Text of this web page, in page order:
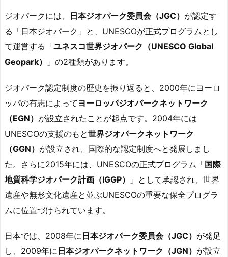
ジオパークには、 日本ジオパーク委員会（JGC） が認定す
る「日本ジオパーク」と、UNESCOが正式プログラムとし
て運営する「ユネスコ世界ジオパーク（UNESCO Global
Geopark）
」の2種類があります。
ジオパーク認定制度の歴史を振り返ると、2000年にヨーロ
ッパの有志によって ヨーロッパジオパークネットワーク
（EGN） が設立されたことが起点です。2004年には
UNESCOの支援のもと世界ジオパークネットワーク
（GGN） が設立され、国際的な認定制度へと発展しまし
た。さらに2015年には、UNESCOの正式プログラム「国際
地質科学ジオパーク計画（IGGP）
」として承認され、世界
遺産や無形文化遺産と並ぶUNESCOの重要な保全プログラ
ムに位置づけられています。
日本では、2008年に 日本ジオパーク委員会（JGC） が発足
し、2009年に 日本ジオパークネットワーク（JGN） が設立